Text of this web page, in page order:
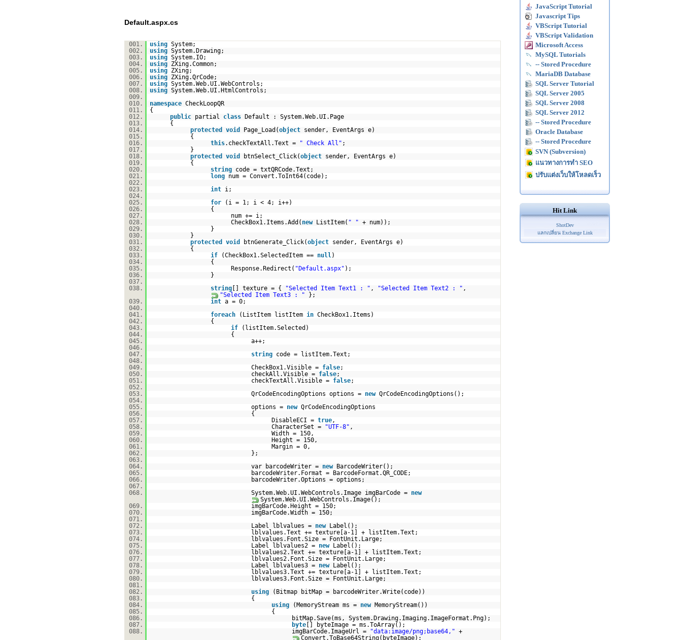
Default.aspx.cs
001. using System;
002.
using System.Drawing;
003.
using System.IO;
004.
using
ZXing.Common;
005.
using
ZXing;
006.
using
ZXing.QrCode;
007.
using System.Web.UI.WebControls;
008.
using System.Web.UI.HtmlControls;
009.
010.
namespace CheckLoopQR
011.
{
012.
public partial class
Default : System.Web.UI.Page
013.
{
014.
protected void Page_Load(object
sender, EventArgs e)
015.
{
016.
this.checkTextAll.Text = " Check All" ;
017.
}
018.
protected void btnSelect_Click(object
sender, EventArgs e)
019.
{
020.
string
code = txtQRCode.Text;
021.
long
num = Convert.ToInt64(code);
022.
023.
int
i;
024.
025.
for
(i = 1; i < 4; i++)
026.
{
027.
num += i;
028.
CheckBox1.Items.Add( new ListItem( " " + num));
029.
}
030.
}
031.
protected void btnGenerate_Click(object
sender, EventArgs e)
032.
{
033.
if (CheckBox1.SelectedItem == null)
034.
{
035.
Response.Redirect( "Default.aspx" );
036.
}
037.
038.
string[] texture = { "Selected Item Text1 : " , "Selected Item Text2 : " ,
"Selected Item Text3 : "
};
039.
int a = 0;
040.
041.
foreach (ListItem listItem in CheckBox1.Items)
042.
{
043.
if
(listItem.Selected)
044.
{
045.
a++;
046.
047.
string
code = listItem.Text;
048.
049.
CheckBox1.Visible = false;
050.
checkAll.Visible = false;
051.
checkTextAll.Visible = false;
052.
053.
QrCodeEncodingOptions options = new QrCodeEncodingOptions();
054.
055.
options = new QrCodeEncodingOptions
056.
{
057.
DisableECI = true,
058.
CharacterSet = "UTF-8" ,
059.
Width = 150,
060.
Height = 150,
061.
Margin = 0,
062.
};
063.
064.
var barcodeWriter = new
BarcodeWriter();
065.
barcodeWriter.Format = BarcodeFormat.QR_CODE;
066.
barcodeWriter.Options = options;
067.
068.
System.Web.UI.WebControls.Image imgBarCode = new
System.Web.UI.WebControls.Image();
069.
imgBarCode.Height = 150;
070.
imgBarCode.Width = 150;
071.
072.
Label lblvalues = new
Label();
073.
lblvalues.Text += texture[a-1] + listItem.Text;
074.
lblvalues.Font.Size = FontUnit.Large;
075.
Label lblvalues2 = new
Label();
076.
lblvalues2.Text += texture[a-1] + listItem.Text;
077.
lblvalues2.Font.Size = FontUnit.Large;
078.
Label lblvalues3 = new
Label();
079.
lblvalues3.Text += texture[a-1] + listItem.Text;
080.
lblvalues3.Font.Size = FontUnit.Large;
081.
082.
using
(Bitmap bitMap = barcodeWriter.Write(code))
083.
{
084.
using (MemoryStream ms = new
MemoryStream())
085.
{
086.
bitMap.Save(ms, System.Drawing.Imaging.ImageFormat.Png);
087.
byte[] byteImage = ms.ToArray();
088.
imgBarCode.ImageUrl = "data:image/png;base64," +
Convert.ToBase64String(byteImage);
JavaScript Tutorial
Javascript Tips
VBScript Tutorial
VBScript Validation
Microsoft Access
MySQL Tutorials
-- Stored Procedure
MariaDB Database
SQL Server Tutorial
SQL Server 2005
SQL Server 2008
SQL Server 2012
-- Stored Procedure
Oracle Database
-- Stored Procedure
SVN (Subversion)
แนวทางการทำ SEO
ปรับแต่งเว็บให้โหลดเร็ว
Hit Link
ShotDev
แลกเปลี่ยน Exchange Link